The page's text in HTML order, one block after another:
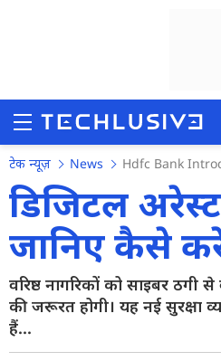
होम
न्यूज़
रिव्यू
मोबाइल फोन्स
टेक न्यूज़ News Hdfc Bank
डिजिटल
जानिए कैसे
वरिष्ठ नागरिकों को साइबर
की जरूरत होगी। यह नई सुरक्षा
हैं...